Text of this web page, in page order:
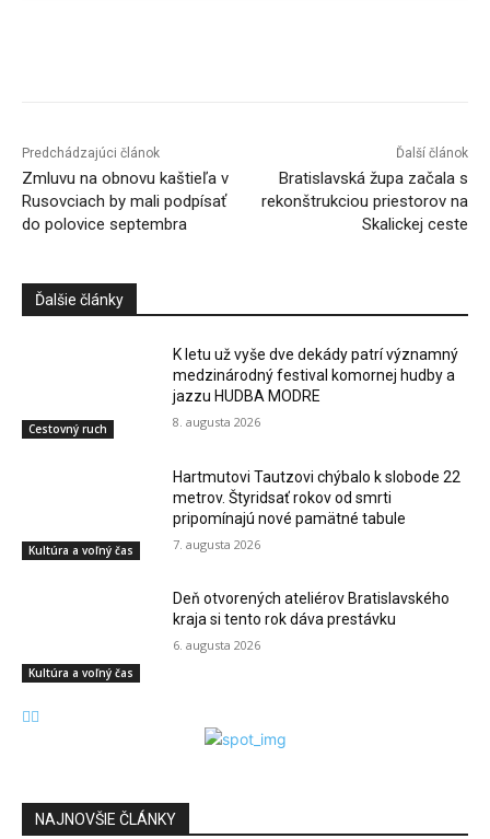
Predchádzajúci článok
Zmluvu na obnovu kaštieľa v
Rusovciach by mali podpísať
do polovice septembra
Ďalší článok
Bratislavská župa začala s
rekonštrukciou priestorov na
Skalickej ceste
Ďalšie články
Cestovný ruch
K letu už vyše dve dekády patrí významný
medzinárodný festival komornej hudby a
jazzu HUDBA MODRE
8. augusta 2026
Kultúra a voľný čas
Hartmutovi Tautzovi chýbalo k slobode 22
metrov. Štyridsať rokov od smrti
pripomínajú nové pamätné tabule
7. augusta 2026
Kultúra a voľný čas
Deň otvorených ateliérov Bratislavského
kraja si tento rok dáva prestávku
6. augusta 2026
NAJNOVŠIE ČLÁNKY